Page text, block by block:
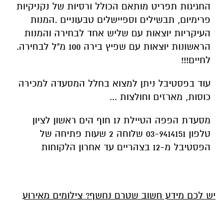
החגיגות תפריט מותאם הכולל ורסיות של נקניקיות
פרימיום, תבשילים וספיישלים טבעוניים .המנות
העיקריות יוצאות עם שליש אחד לבחירה והמנות
הראשונות יוצאות עם שפיץ בירה 100 מ"ל לבחירה.
לחיים!!!
עוד בפסטיבל ניתן למצוא בחלל המסעדה למכירה
כוסות, מארזים וחולצות ...
מסעדת הפפה הטיילת 17 חוף הים ראשון לציון
טלפון 03-9414151 שלוחה 2 שעות פתיחה של
הפסטיבל מ-12 בצהריים עד אחרון הלקוחות
יש לכם מידע חשוב שטרם נחשף? צילומים מאירוע